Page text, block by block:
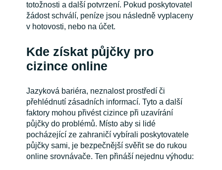
totožnosti a další potvrzení. Pokud poskytovatel
žádost schválí, peníze jsou následně vyplaceny
v hotovosti, nebo na účet.
Kde získat půjčky pro
cizince online
Jazyková bariéra, neznalost prostředí či
přehlédnutí zásadních informací. Tyto a další
faktory mohou přivést cizince při uzavírání
půjčky do problémů. Místo aby si lidé
pocházející ze zahraničí vybírali poskytovatele
půjčky sami, je bezpečnější svěřit se do rukou
online srovnávače. Ten přináší nejednu výhodu: